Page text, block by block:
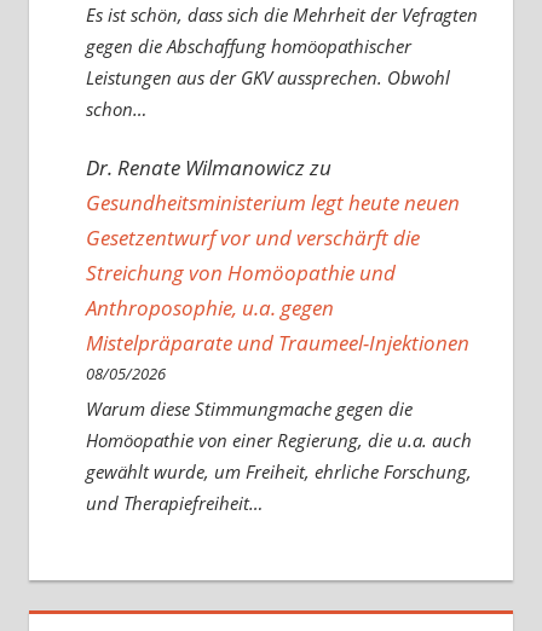
Es ist schön, dass sich die Mehrheit der Vefragten
gegen die Abschaffung homöopathischer
Leistungen aus der GKV aussprechen. Obwohl
schon…
Dr. Renate Wilmanowiczzu
Gesundheitsministerium legt heute neuen
Gesetzentwurf vor und verschärft die
Streichung von Homöopathie und
Anthroposophie, u.a. gegen
Mistelpräparate und Traumeel-Injektionen
08/05/2026
Warum diese Stimmungmache gegen die
Homöopathie von einer Regierung, die u.a. auch
gewählt wurde, um Freiheit, ehrliche Forschung,
und Therapiefreiheit…